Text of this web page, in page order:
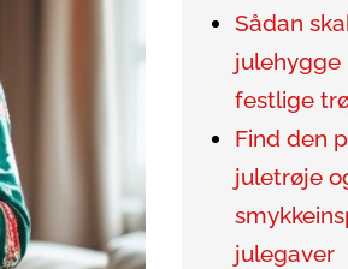
Sådan
julehygge
festlige
Find den
juletrøje
julegaver